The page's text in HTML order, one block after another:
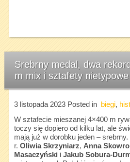
Srebrny medal, dwa
m mix i sztafety nietypowe
3 listopada 2023Posted in biegi,
W sztafecie mieszanej 4×400 m
toczy się dopiero od kilku lat, ale
mają już w dorobku jeden –
r. Oliwia Skrzyniarz, Anna
Masaczyński i Jakub Sobura-